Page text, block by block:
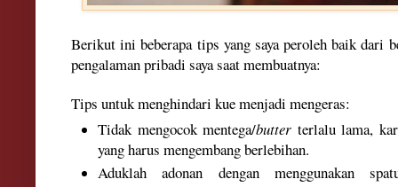
Berikut ini beberapa tips yang saya peroleh baik dari
pengalaman pribadi saya saat membuatnya:
Tips untuk menghindari kue menjadi mengeras:
Tidak mengocok mentega/butter terlalu lama,
yang harus mengembang berlebihan.
Aduklah adonan dengan menggunakan